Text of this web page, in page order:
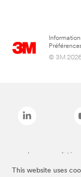
This website uses
© 3M
Les marques listées